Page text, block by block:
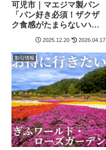
可児市｜マエジマ製パン
「パン好き必須！ザクザ
ク食感がたまらないハー
2025.12.20 2026.04.17
割引情報